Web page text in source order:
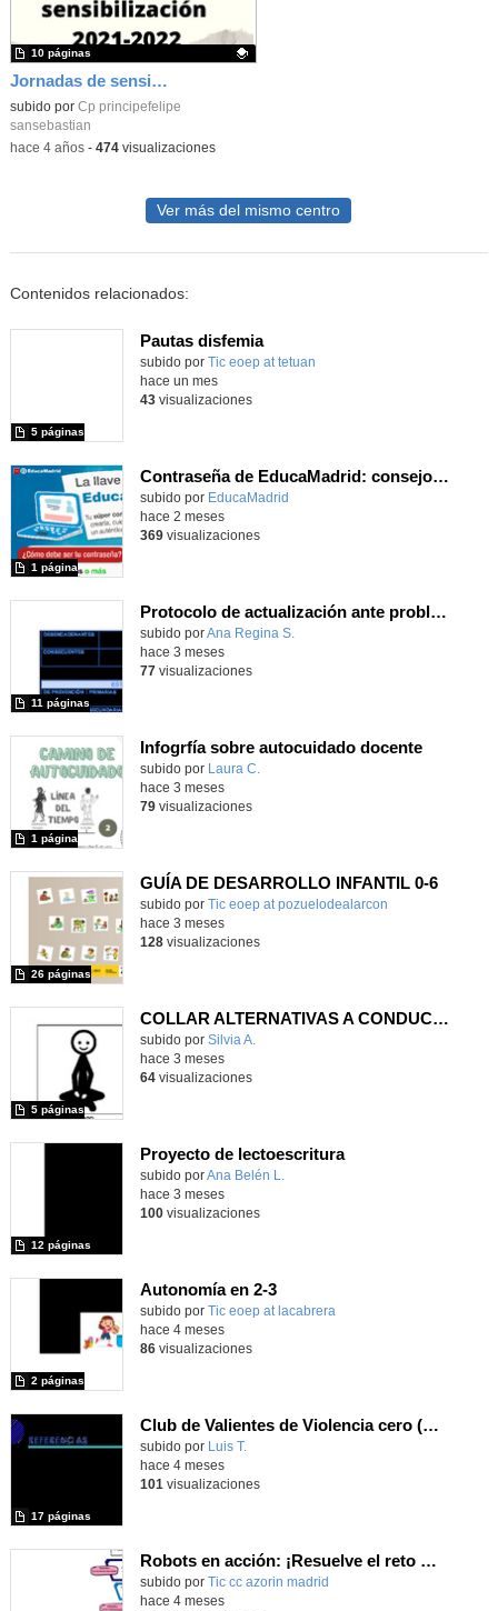
Jornadas de sensibilización
Contenido educativo.
subido por Cp principefelipe
sansebastian
10 páginas
-hace 4 años- 474visualizaciones
Ver más del mismo centro
Contenidos relacionados:
Pautas disfemia
Contenido educativo.
subido por Tic eoep at tetuan
5 páginas
hace un mes
43visualizaciones
Contraseña de EducaMadrid: consejos de uso responsable
subido por EducaMadrid
1 página
hace 2 meses
369visualizaciones
Protocolo de actualización ante problemas de conducta
Contenido educativo.
subido porAna Regina S.
11 páginas
hace 3 meses
77visualizaciones
Infogrfía sobre autocuidado docente
subido por Laura C.
1 página
hace 3 meses
79visualizaciones
GUÍA DE DESARROLLO INFANTIL 0-6
Contenido educativo.
subido por Tic eoep at pozuelodealarcon
26 páginas
hace 3 meses
128visualizaciones
COLLAR ALTERNATIVAS A CONDUCTAS EI
Contenido educativo.
subido por Silvia A.
5 páginas
hace 3 meses
64visualizaciones
Proyecto de lectoescritura
Contenido educativo.
subido porAna Belén L.
12 páginas
hace 3 meses
100visualizaciones
Autonomía en 2-3
Contenido educativo.
subido por Tic eoep at lacabrera
2 páginas
hace 4 meses
86visualizaciones
Club de Valientes de Violencia cero (CVV0)
Contenido educativo.
subido por Luis T.
17 páginas
hace 4 meses
101 visualizaciones
Robots en acción: ¡Resuelve el reto matemático!
Contenido educativo.
subido por Tic cc azorin madrid
hace 4 meses